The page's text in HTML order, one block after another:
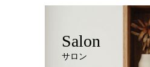
Salon
サロン